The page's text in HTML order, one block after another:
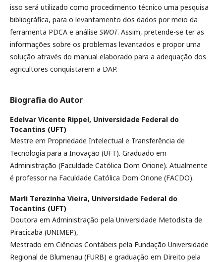
isso será utilizado como procedimento técnico uma pesquisa
bibliográfica, para o levantamento dos dados por meio da
ferramenta PDCA e análise SWOT. Assim, pretende-se ter as
informações sobre os problemas levantados e propor uma
solução através do manual elaborado para a adequação dos
agricultores conquistarem a DAP.
Biografia do Autor
Edelvar Vicente Rippel, Universidade Federal do
Tocantins (UFT)
Mestre em Propriedade Intelectual e Transferência de
Tecnologia para a Inovação (UFT). Graduado em
Administração (Faculdade Católica Dom Orione). Atualmente
é professor na Faculdade Católica Dom Orione (FACDO).
Marli Terezinha Vieira, Universidade Federal do
Tocantins (UFT)
Doutora em Administração pela Universidade Metodista de
Piracicaba (UNIMEP),
Mestrado em Ciências Contábeis pela Fundação Universidade
Regional de Blumenau (FURB) e graduação em Direito pela